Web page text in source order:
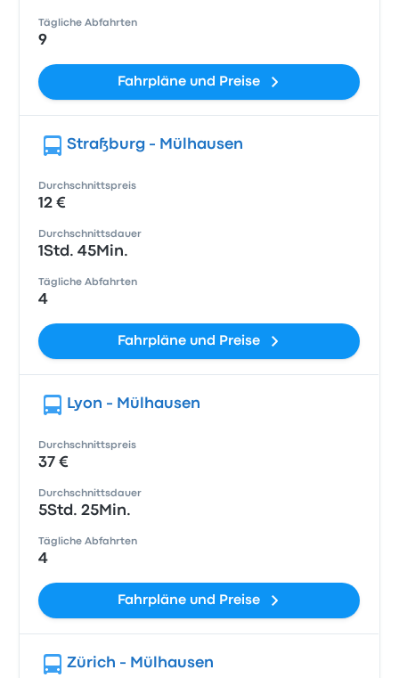
Tägliche Abfahrten
9
Fahrpläne und Preise
Straßburg - Mülhausen
Durchschnittspreis
12 €
Durchschnittsdauer
1Std. 45Min.
Tägliche Abfahrten
4
Fahrpläne und Preise
Lyon - Mülhausen
Durchschnittspreis
37 €
Durchschnittsdauer
5Std. 25Min.
Tägliche Abfahrten
4
Fahrpläne und Preise
Zürich - Mülhausen